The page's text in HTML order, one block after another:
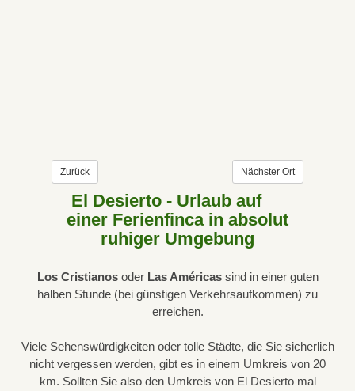
Zurück Nächster Ort
El Desierto - Urlaub auf
einer Ferienfinca in absolut
ruhiger Umgebung
Los Cristianosoder Las Américassind in einer guten
halben Stunde (bei günstigen Verkehrsaufkommen) zu
erreichen.
Viele Sehenswürdigkeiten oder tolle Städte, die Sie sicherlich
nicht vergessen werden, gibt es in einem Umkreis von 20
km. Sollten Sie also den Umkreis von El Desierto mal